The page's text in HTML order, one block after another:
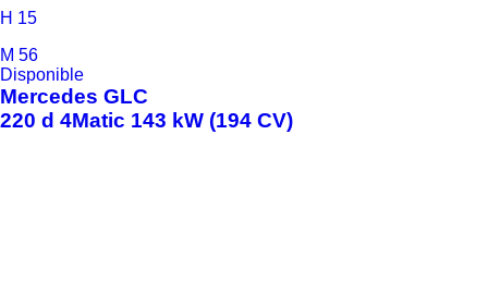
H 15
M 56
Disponible
Mercedes GLC
220 d 4Matic 143 kW (194 CV)